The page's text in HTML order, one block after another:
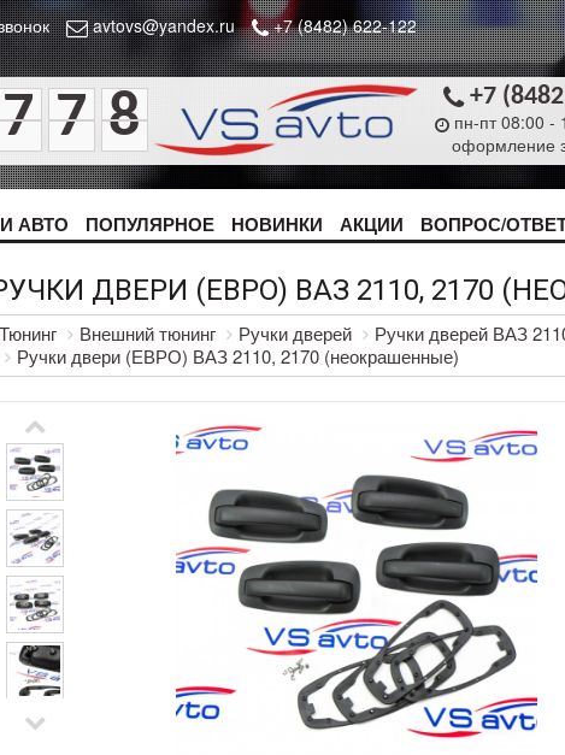
avtovs@yandex.ru +7 (8482) 622-122
7 7 8 +7
пн-пт 08:00
оформление
АВТО ПОПУЛЯРНОЕ НОВИНКИ АКЦИИ ВОПРОС/
ДВЕРИ (ЕВРО) ВАЗ 2110, 2170
Тюнинг Внешний тюнинг Ручки дверей
Ручки дверей ВАЗ
Ручки двери (ЕВРО) ВАЗ 2110, 2170 (неокрашенные)